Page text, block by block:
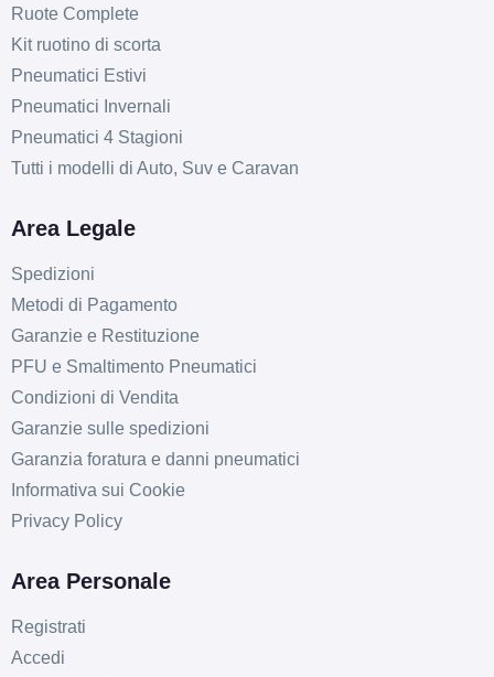
Ruote Complete
Kit ruotino di scorta
Pneumatici Estivi
Pneumatici Invernali
Pneumatici 4 Stagioni
Tutti i modelli di Auto, Suv e Caravan
Area Legale
Spedizioni
Metodi di Pagamento
Garanzie e Restituzione
PFU e Smaltimento Pneumatici
Condizioni di Vendita
Garanzie sulle spedizioni
Garanzia foratura e danni pneumatici
Informativa sui Cookie
Privacy Policy
Area Personale
Registrati
Accedi